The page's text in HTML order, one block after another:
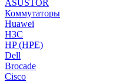
ASUSTOR
Коммутаторы
Huawei
H3C
HP (HPE)
Dell
Brocade
Cisco